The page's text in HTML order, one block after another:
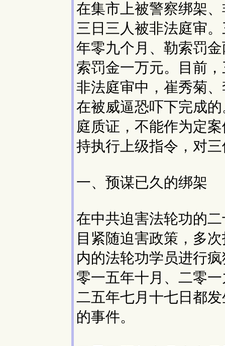
在集市上被警察绑架
三日三人被非法庭审
年零九个月、勒索罚
索罚金一万元。目前
非法庭审中，崔秀菊
在被威逼恐吓下完成
庭质证，不能作为定
持执行上级指令，对
一、预谋已久的绑架
在中共迫害法轮功的
目紧随迫害政策，多
内的法轮功学员进行
零一五年十月、二零
二五年七月十七日都
的事件。